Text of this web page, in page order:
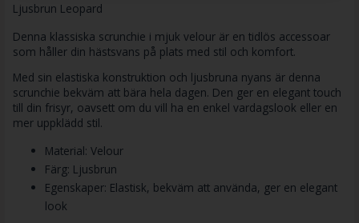
Ljusbrun Leopard
Denna klassiska scrunchie i mjuk velour är en tidlös accessoar
som håller din hästsvans på plats med stil och komfort.
Med sin elastiska konstruktion och ljusbruna nyans är denna
scrunchie bekväm att bära hela dagen. Den ger en elegant touch
till din frisyr, oavsett om du vill ha en enkel vardagslook eller en
mer uppklädd stil.
Material: Velour
Färg: Ljusbrun
Egenskaper: Elastisk, bekväm att använda, ger en elegant
look